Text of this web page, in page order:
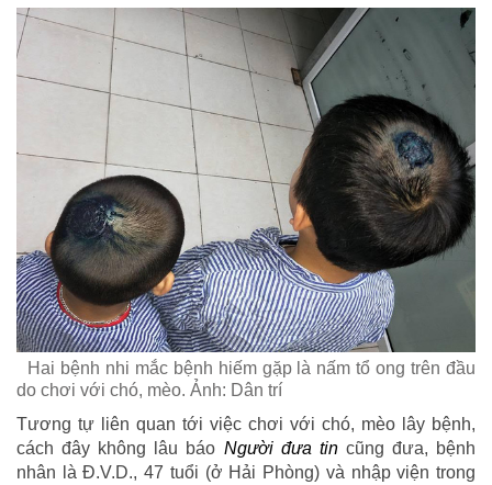
Hai bệnh nhi mắc bệnh hiếm gặp là nấm tổ ong trên đầu
do chơi với chó, mèo. Ảnh: Dân trí
Tương tự liên quan tới việc chơi với chó, mèo lây bệnh,
cách đây không lâu báo Người đưa tincũng đưa, bệnh
nhân là Đ.V.D., 47 tuổi (ở Hải Phòng) và nhập viện trong